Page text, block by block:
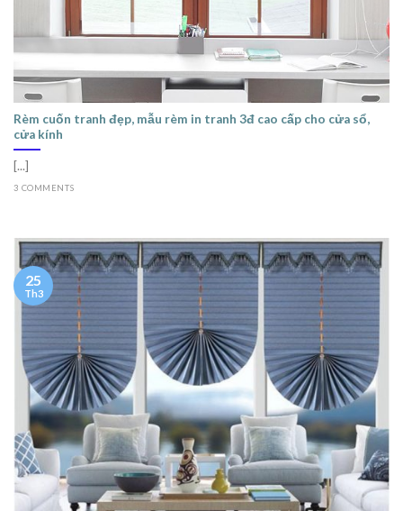
Rèm cuốn tranh đẹp, mẫu rèm in tranh 3đ cao cấp cho cửa sổ,
cửa kính
[...]
3 COMMENTS
25
Th3